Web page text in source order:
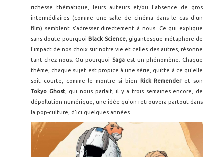
richesse thématique, leurs auteurs et/ou l'absence de gros
intermédiaires (comme une salle de cinéma dans le cas d'un
film) semblent s'adresser directement à nous. Ce qui explique
sans doute pourquoi Black Science, gigantesque métaphore de
l'impact de nos choix sur notre vie et celles des autres, résonne
tant chez nous. Ou pourquoi Saga est un phénomène. Chaque
thème, chaque sujet est propice à une série, quitte à ce qu'elle
soit courte, comme le montre si bien
Rick Remender et son
Tokyo Ghost, qui nous parlait, il y a trois semaines encore, de
dépollution numérique, une idée qu'on retrouvera partout dans
la pop-culture, d'ici quelques années.